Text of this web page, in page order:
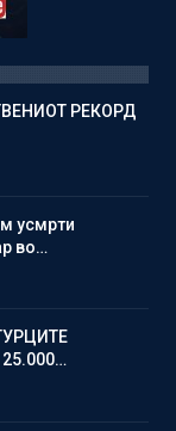
РЕКОРД
усмрти
во…